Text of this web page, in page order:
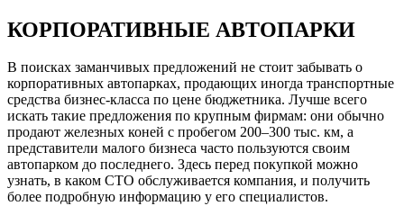
КОРПОРАТИВНЫЕ АВТОПАРКИ
В поисках заманчивых предложений не стоит забывать о
корпоративных автопарках, продающих иногда транспортные
средства бизнес-класса по цене бюджетника. Лучше всего
искать такие предложения по крупным фирмам: они обычно
продают железных коней с пробегом 200–300 тыс. км, а
представители малого бизнеса часто пользуются своим
автопарком до последнего. Здесь перед покупкой можно
узнать, в каком СТО обслуживается компания, и получить
более подробную информацию у его специалистов.